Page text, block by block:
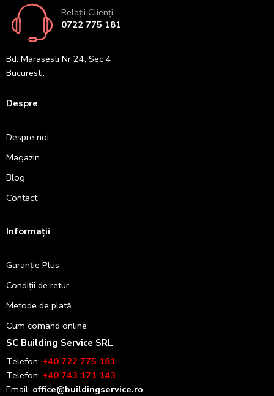
Relații Clienți
0722 775 181
Bd. Marasesti Nr 24, Sec 4
Bucuresti.
Despre
Despre noi
Magazin
Blog
Contact
Informații
Garanție Plus
Condiții de retur
Metode de plată
Cum comand online
SC Building Service SRL
Telefon: +40 722 775 181
Telefon: +40 743 171 143
Email: office@buildingservice.ro